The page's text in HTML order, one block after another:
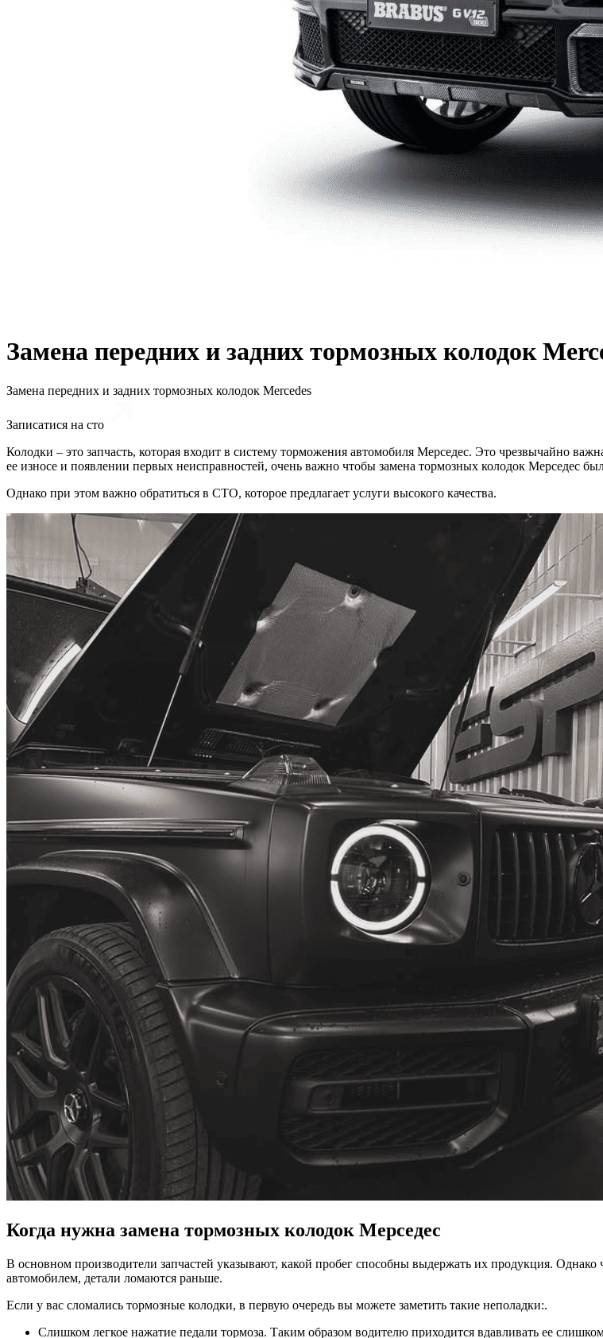
Замена передних и задних тормозных колодок
Замена передних и задних тормозных колодок Mercedes
Записатися на сто
Колодки – это запчасть, которая входит в систему торможения автомобиля Мерседес. Это чрезвычайно
ее износе и появлении первых неисправностей, очень важно чтобы замена тормозных колодок Мерседес
Однако при этом важно обратиться в СТО, которое предлагает услуги высокого качества.
Когда нужна замена тормозных колодок Мерседес
В основном производители запчастей указывают, какой пробег способны выдержать их продукция. Однако
автомобилем, детали ломаются раньше.
Если у вас сломались тормозные колодки, в первую очередь вы можете заметить такие неполадки:.
Слишком легкое нажатие педали тормоза. Таким образом водителю приходится вдавливать ее